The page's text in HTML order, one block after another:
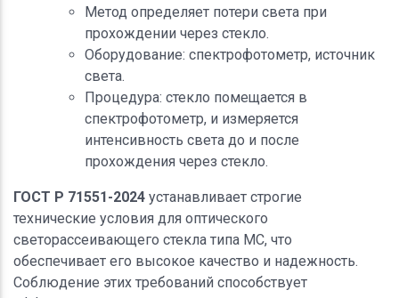
Метод определяет потери света при
прохождении через стекло.
Оборудование: спектрофотометр, источник
света.
Процедура: стекло помещается в
спектрофотометр, и измеряется
интенсивность света до и после
прохождения через стекло.
ГОСТ Р 71551-2024 устанавливает строгие
технические условия для оптического
светорассеивающего стекла типа МС, что
обеспечивает его высокое качество и надежность.
Соблюдение этих требований способствует